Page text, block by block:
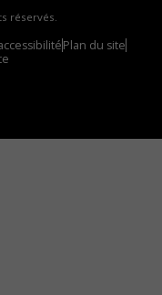
réservés.
Plan du site